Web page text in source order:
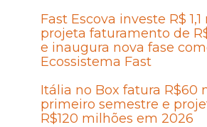
Fast Escova investe R$
projeta faturamento de
e inaugura nova fase
Ecossistema Fast
Itália no Box fatura R$60
primeiro semestre e
R$120 milhões em 2026